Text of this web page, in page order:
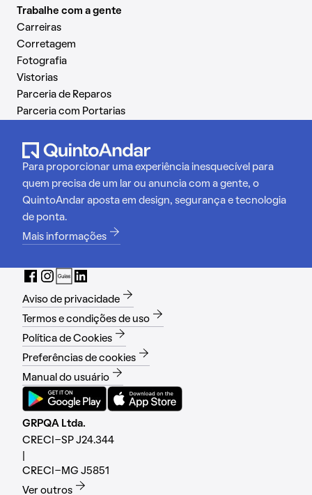
Trabalhe com a gente
Carreiras
Corretagem
Fotografia
Vistorias
Parceria de Reparos
Parceria com Portarias
Para proporcionar uma experiência inesquecível para
quem precisa de um lar ou anuncia com a gente, o
QuintoAndar aposta em design, segurança e tecnologia
de ponta.
Mais informações
Aviso de privacidade
Termos e condições de uso
Política de Cookies
Preferências de cookies
Manual do usuário
GRPQA Ltda.
CRECI-SP J24.344
CRECI-MG J5851
Ver outros